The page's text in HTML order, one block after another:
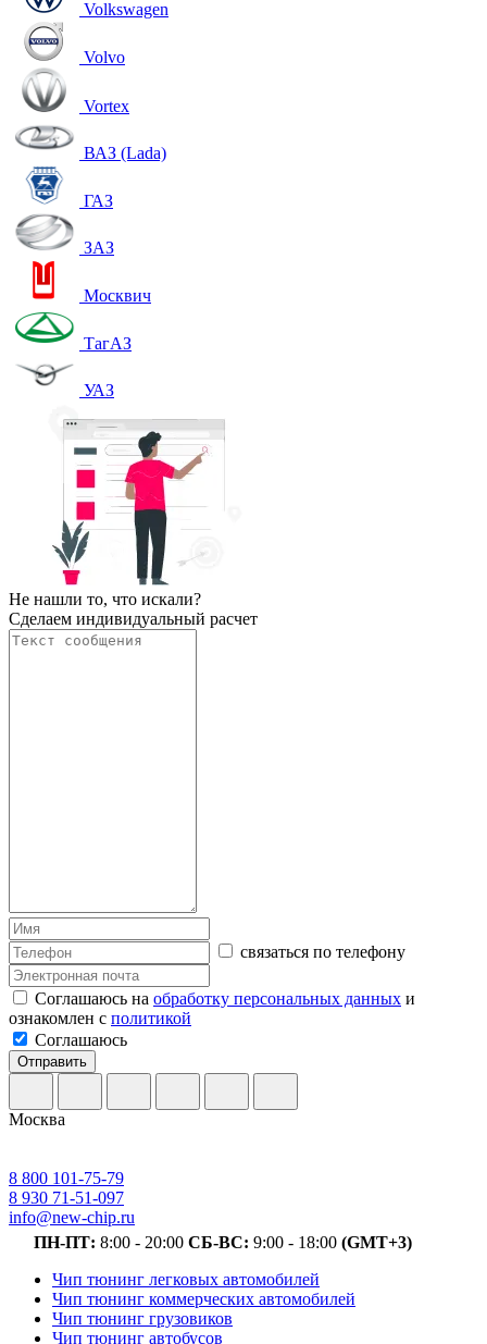
Volkswagen
Volvo
Vortex
ВАЗ (Lada)
ГАЗ
ЗАЗ
Москвич
ТагАЗ
УАЗ
Не нашли то, что искали?
Сделаем индивидуальный расчет
связаться по телефону
Соглашаюсь на обработку персональных данных и
ознакомлен с политикой
Соглашаюсь
Отправить
Москва
8 800 101-75-79
8 930 71-51-097
info@new-chip.ru
ПН-ПТ: 8:00 - 20:00 СБ-ВС: 9:00 - 18:00 (GMT+3)
Чип тюнинг легковых автомобилей
Чип тюнинг коммерческих автомобилей
Чип тюнинг грузовиков
Чип тюнинг автобусов